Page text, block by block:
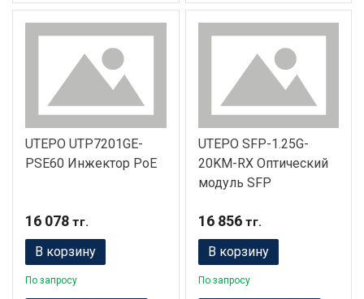
UTEPO UTP7201GE-
PSE60 Инжектор PoE
16 078 тг.
В корзину
По запросу
UTEPO SFP-1.25G-
20KM-RX Оптический
модуль SFP
16 856тг.
В корзину
По запросу